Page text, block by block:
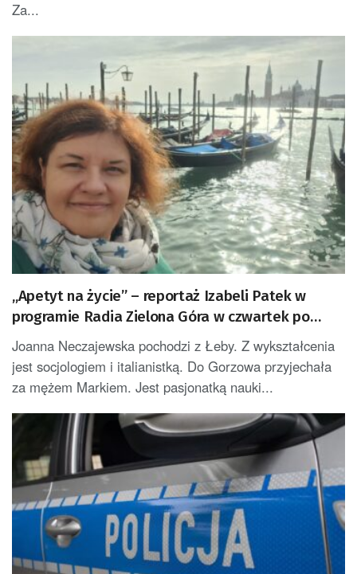
Za...
„Apetyt na życie” – reportaż Izabeli Patek w
programie Radia Zielona Góra w czwartek po
18.00
Joanna Neczajewska pochodzi z Łeby. Z wykształcenia
jest socjologiem i italianistką. Do Gorzowa przyjechała
za mężem Markiem. Jest pasjonatką nauki...